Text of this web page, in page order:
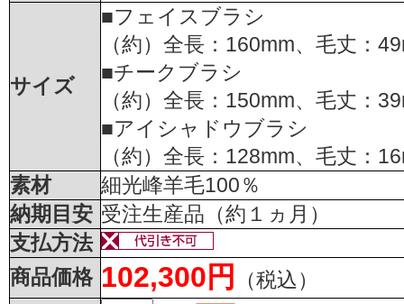
サイズ
■フェイスブラシ
（約）全長：160mm、毛丈：
■チークブラシ
（約）全長：150mm、毛丈：
■アイシャドウブラシ
（約）全長：128mm、毛丈：
素材
細光峰羊毛100％
納期目安 受注生産品（約１ヵ月）
支払方法
商品価格 102,300円 （税込）